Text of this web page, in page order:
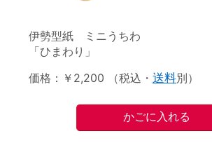
伊勢型紙 ミニうちわ
「ひまわり」
価格：￥2,200 （税込・ 送料別）